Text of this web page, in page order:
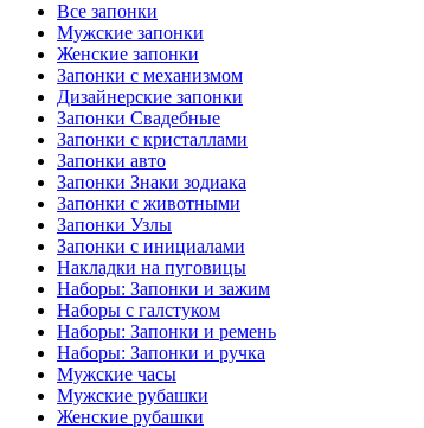
Все запонки
Мужские запонки
Женские запонки
Запонки с механизмом
Дизайнерские запонки
Запонки Свадебные
Запонки с кристаллами
Запонки авто
Запонки Знаки зодиака
Запонки с животными
Запонки Узлы
Запонки с инициалами
Накладки на пуговицы
Наборы: Запонки и зажим
Наборы с галстуком
Наборы: Запонки и ремень
Наборы: Запонки и ручка
Мужские часы
Мужские рубашки
Женские рубашки